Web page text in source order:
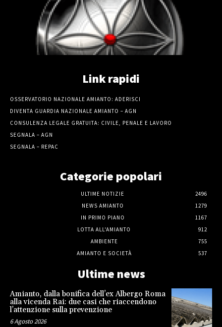
Link rapidi
OSSERVATORIO NAZIONALE AMIANTO: ADERISCI
DIVENTA GUARDIA NAZIONALE AMIANTO – AGN
CONSULENZA LEGALE GRATUITA: CIVILE, PENALE E LAVORO
SEGNALA – AGN
SEGNALA – REPAC
Categorie popolari
ULTIME NOTIZIE
2496
NEWS AMIANTO
1279
IN PRIMO PIANO
1167
LOTTA ALL'AMIANTO
912
AMBIENTE
755
AMIANTO E SOCIETÀ
537
Ultime news
Amianto, dalla bonifica dell’ex Albergo Roma
alla vicenda Rai: due casi che riaccendono
l’attenzione sulla prevenzione
6 Agosto 2026